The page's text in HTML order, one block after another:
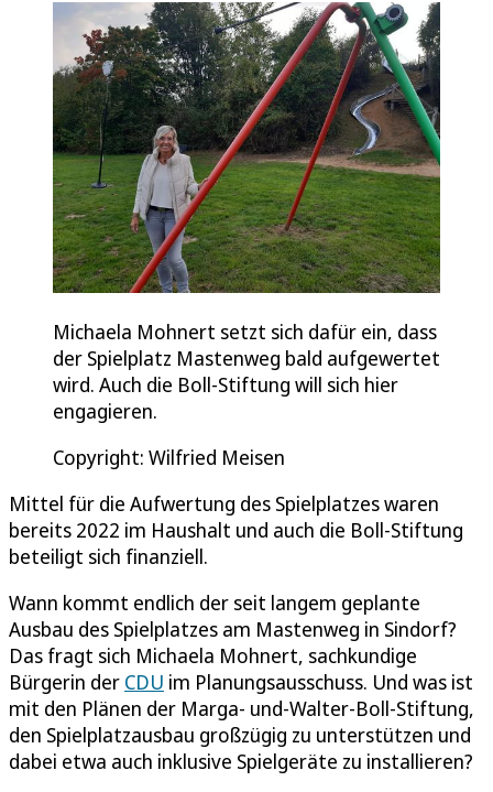
Michaela Mohnert setzt sich dafür ein, dass
der Spielplatz Mastenweg bald aufgewertet
wird. Auch die Boll-Stiftung will sich hier
engagieren.
Copyright: Wilfried Meisen
Mittel für die Aufwertung des Spielplatzes waren
bereits 2022 im Haushalt und auch die Boll-Stiftung
beteiligt sich finanziell.
Wann kommt endlich der seit langem geplante
Ausbau des Spielplatzes am Mastenweg in Sindorf?
Das fragt sich Michaela Mohnert, sachkundige
Bürgerin der CDU im Planungsausschuss. Und was ist
mit den Plänen der Marga- und-Walter-Boll-Stiftung,
den Spielplatzausbau großzügig zu unterstützen und
dabei etwa auch inklusive Spielgeräte zu installieren?